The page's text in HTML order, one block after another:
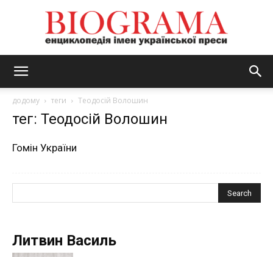
додому теги Теодосій Волошин
тег: Теодосій Волошин
Гомін України
Литвин Василь